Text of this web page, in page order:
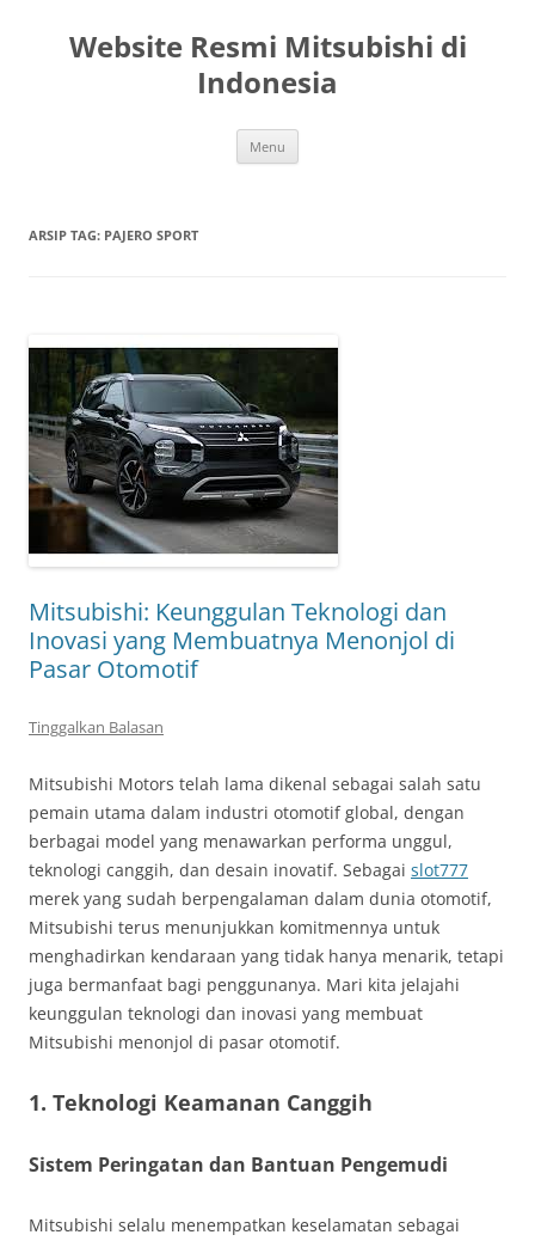
Website Resmi Mitsubishi di
Indonesia
Menu
ARSIP TAG: PAJERO SPORT
Mitsubishi: Keunggulan Teknologi dan
Inovasi yang Membuatnya Menonjol di
Pasar Otomotif
Tinggalkan Balasan
Mitsubishi Motors telah lama dikenal sebagai salah satu
pemain utama dalam industri otomotif global, dengan
berbagai model yang menawarkan performa unggul,
teknologi canggih, dan desain inovatif. Sebagai slot777
merek yang sudah berpengalaman dalam dunia otomotif,
Mitsubishi terus menunjukkan komitmennya untuk
menghadirkan kendaraan yang tidak hanya menarik, tetapi
juga bermanfaat bagi penggunanya. Mari kita jelajahi
keunggulan teknologi dan inovasi yang membuat
Mitsubishi menonjol di pasar otomotif.
1. Teknologi Keamanan Canggih
Sistem Peringatan dan Bantuan Pengemudi
Mitsubishi selalu menempatkan keselamatan sebagai